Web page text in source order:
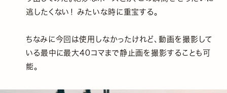
逃したくない！ みたいな時に重宝する。
ちなみに今回は使用しなかったけれど、動画を撮影して
いる最中に最大40コマまで静止画を撮影することも可
能。